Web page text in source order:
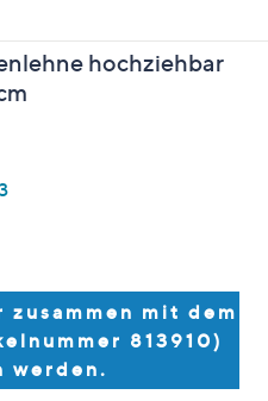
hochziehbar
mit dem
813910)
werden.